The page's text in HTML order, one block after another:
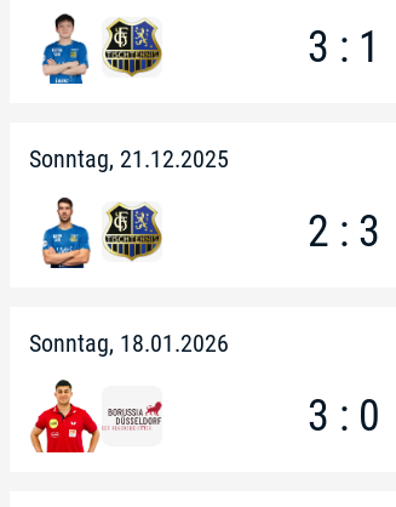
3 : 1
Sonntag, 21.12.2025
2 : 3
Sonntag, 18.01.2026
3 : 0